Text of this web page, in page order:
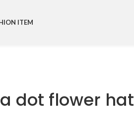
ITEM
dot flower hat